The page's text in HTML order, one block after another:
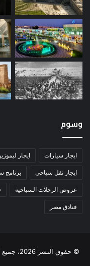
وسوم
ايجار سيارات ايجار
ايجار نقل سياحي برنامج
عروض الرحلات السياحية
فنادق مصر
© حقوق النشر 2026، جميع الحقوق محفوظة |